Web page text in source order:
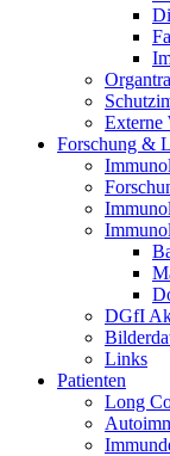
Externe
Forschung &
DGfI
Links
Patienten
Long